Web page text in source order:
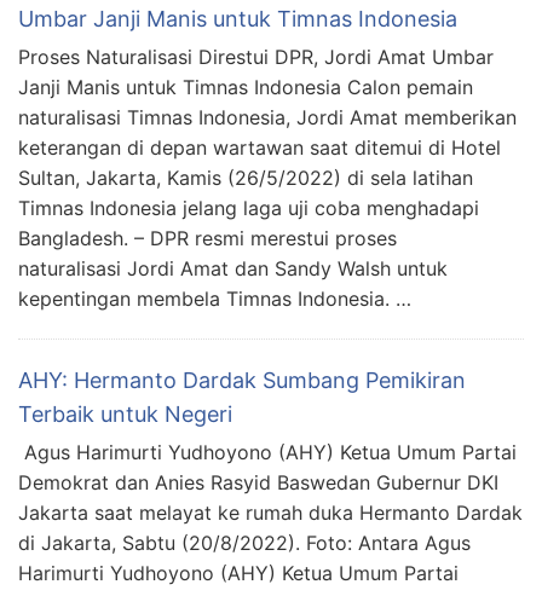
Umbar Janji Manis untuk Timnas Indonesia
Proses Naturalisasi Direstui DPR, Jordi Amat Umbar
Janji Manis untuk Timnas Indonesia Calon pemain
naturalisasi Timnas Indonesia, Jordi Amat memberikan
keterangan di depan wartawan saat ditemui di Hotel
Sultan, Jakarta, Kamis (26/5/2022) di sela latihan
Timnas Indonesia jelang laga uji coba menghadapi
Bangladesh. – DPR resmi merestui proses
naturalisasi Jordi Amat dan Sandy Walsh untuk
kepentingan membela Timnas Indonesia. …
AHY: Hermanto Dardak Sumbang Pemikiran
Terbaik untuk Negeri
Agus Harimurti Yudhoyono (AHY) Ketua Umum Partai
Demokrat dan Anies Rasyid Baswedan Gubernur DKI
Jakarta saat melayat ke rumah duka Hermanto Dardak
di Jakarta, Sabtu (20/8/2022). Foto: Antara Agus
Harimurti Yudhoyono (AHY) Ketua Umum Partai